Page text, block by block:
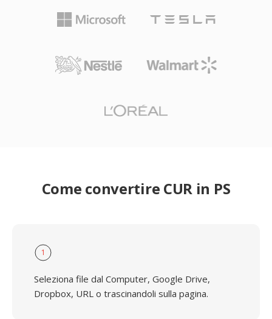
Come convertire CUR in PS
1
Seleziona file dal Computer, Google Drive,
Dropbox, URL o trascinandoli sulla pagina.